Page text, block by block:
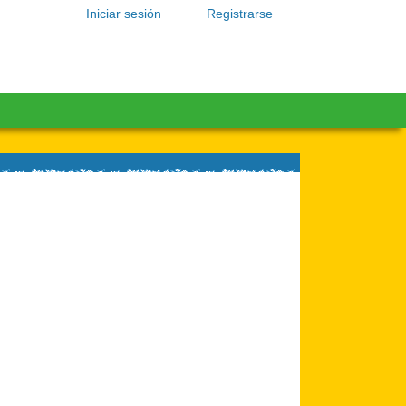
Registrarse
Iniciar sesión